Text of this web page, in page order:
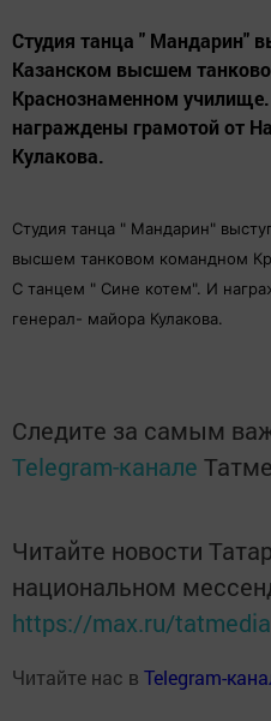
Студия танца " Мандарин"
Казанском высшем
Краснознаменном
награждены грамотой от
Кулакова.
Студия танца " Мандарин"
высшем танковом командном
С танцем " Сине котем". И
генерал- майора Кулакова.
Следите за самым
Telegram-канале
Читайте новости
национальном
https://max.ru/tatmedia
Читайте нас в Telegram-